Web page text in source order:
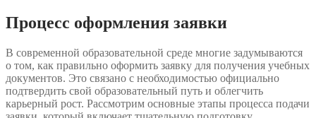
Процесс оформления заявки
В современной образовательной среде многие задумываются
о том, как правильно оформить заявку для получения учебных
документов. Это связано с необходимостью официально
подтвердить свой образовательный путь и облегчить
карьерный рост. Рассмотрим основные этапы процесса подачи